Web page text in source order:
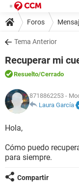
Foros
Tema Anterior
Recuperar mi
Resuelto/Cerrado
8718862253 -
Laura García
Hola,
Cómo puedo
para siempre.
Compartir